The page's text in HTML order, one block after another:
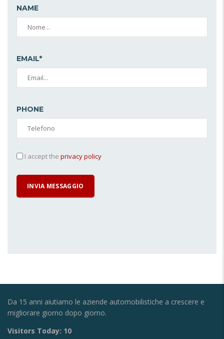
NAME
EMAIL*
PHONE
I accept the privacy policy
Da 15 anni aiutiamo le aziende automobilistiche a crescere e
migliorare giorno dopo giorno.
Visitors Today: 10